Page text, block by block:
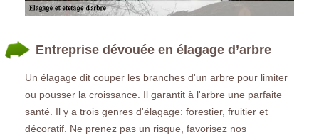
Entreprise dévouée en élagage d’arbre
Un élagage dit couper les branches d'un arbre pour limiter
ou pousser la croissance. Il garantit à l'arbre une parfaite
santé. Il y a trois genres d'élagage: forestier, fruitier et
décoratif. Ne prenez pas un risque, favorisez nos